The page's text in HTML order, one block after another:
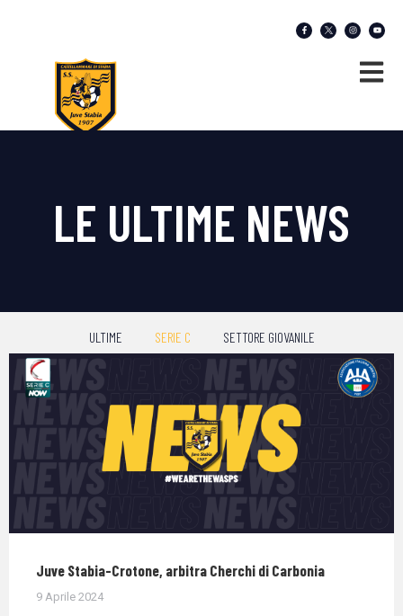
LE ULTIME NEWS
ULTIME SERIE C SETTORE GIOVANILE
Juve Stabia-Crotone, arbitra Cherchi di Carbonia
9 Aprile 2024